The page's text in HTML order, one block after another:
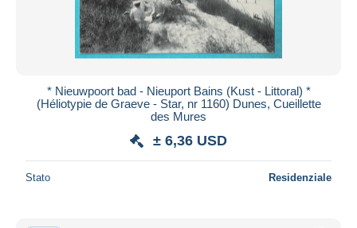
* Nieuwpoort bad - Nieuport Bains (Kust - Littoral) *
(Héliotypie de Graeve - Star, nr 1160) Dunes, Cueillette
des Mures
± 6,36 USD
Stato Residenziale